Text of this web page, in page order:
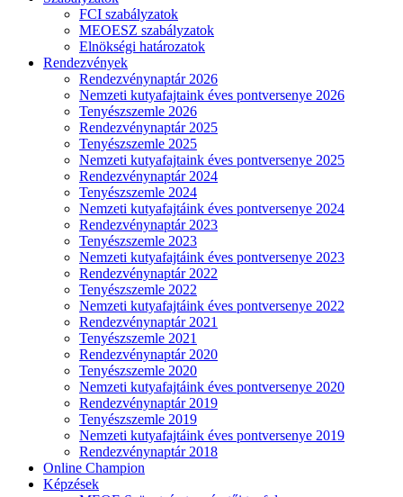
FCI szabályzatok
MEOESZ szabályzatok
Elnökségi határozatok
Rendezvények
Rendezvénynaptár 2026
Nemzeti kutyafajtaink éves pontversenye 2026
Tenyészszemle 2026
Rendezvénynaptár 2025
Tenyészszemle 2025
Nemzeti kutyafajtaink éves pontversenye 2025
Rendezvénynaptár 2024
Tenyészszemle 2024
Nemzeti kutyafajtáink éves pontversenye 2024
Rendezvénynaptár 2023
Tenyészszemle 2023
Nemzeti kutyafajtáink éves pontversenye 2023
Rendezvénynaptár 2022
Tenyészszemle 2022
Nemzeti kutyafajtáink éves pontversenye 2022
Rendezvénynaptár 2021
Tenyészszemle 2021
Rendezvénynaptár 2020
Tenyészszemle 2020
Nemzeti kutyafajtáink éves pontversenye 2020
Rendezvénynaptár 2019
Tenyészszemle 2019
Nemzeti kutyafajtáink éves pontversenye 2019
Rendezvénynaptár 2018
Online Champion
Képzések